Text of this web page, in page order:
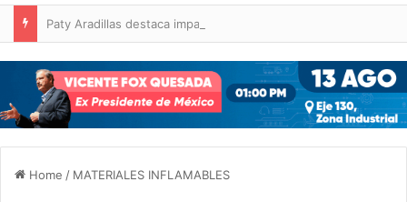
Home / MATERIALES INFLAMABLES